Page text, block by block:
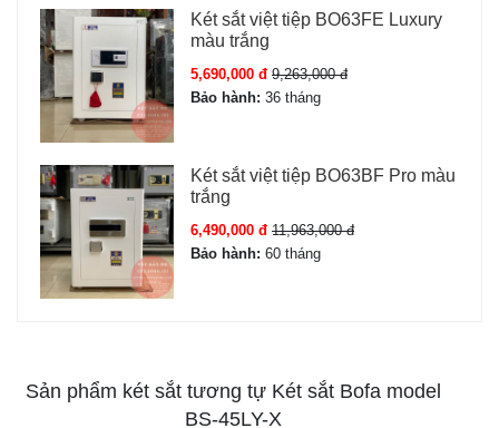
Két sắt việt tiệp BO63FE Luxury
màu trắng
5,690,000 đ 9,263,000 đ
Bảo hành: 36 tháng
Két sắt việt tiệp BO63BF Pro màu
trắng
6,490,000 đ 11,963,000 đ
Bảo hành: 60 tháng
Sản phẩm két sắt tương tự Két sắt Bofa model
BS-45LY-X